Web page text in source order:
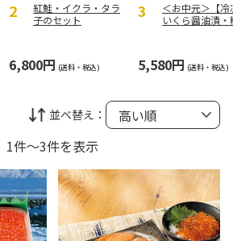
紅鮭・イクラ・タラ
子のセット
6,800円 (送料・税込)
＜お中元＞【冷
いくら醤油漬・
5,580円 (送料・税込)
並べ替え：
1件～3件を表示